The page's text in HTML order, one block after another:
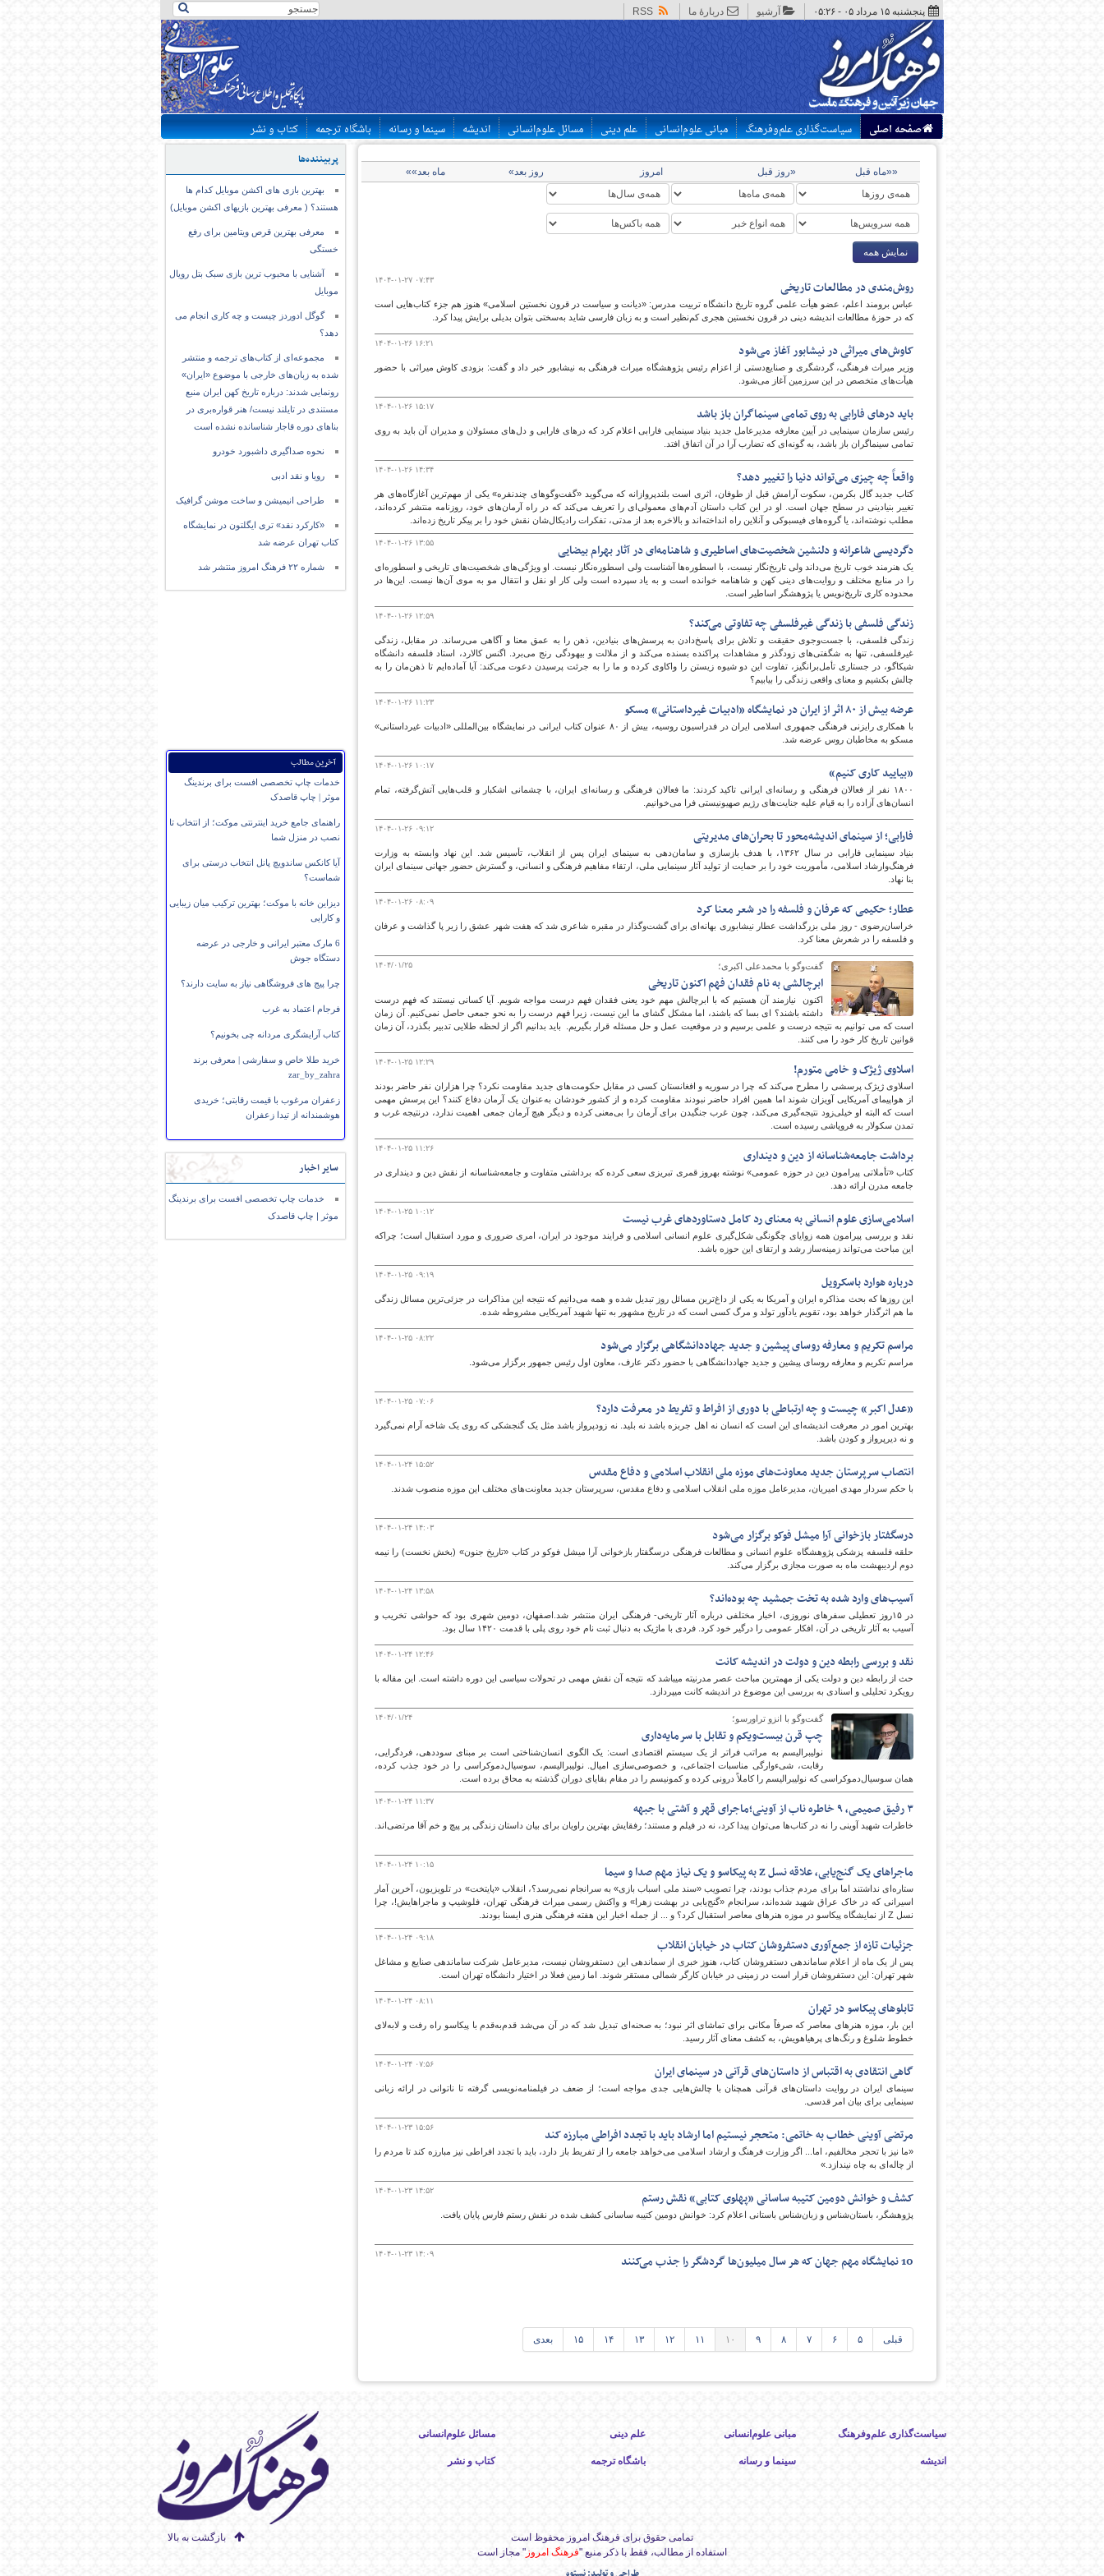
پنجشنبه ۱۵ مرداد ۰۵ - ۰۵:۲۶ آرشیو دربارهٔ ما RSS
پایگاه اطلاع رسانی فرهنگ
امروز
صفحه اصلی سیاست‌گذاری علم‌وفرهنگ مبانی علوم‌انسانی علم دینی مسائل علوم‌انسانی اندیشه سینما و رسانه باشگاه ترجمه کتاب و نشر
پربیننده‌ها
بهترین بازی های اکشن موبایل کدام ها
هستند؟ ( معرفی بهترین بازیهای اکشن موبایل)
معرفی بهترین قرص ویتامین برای رفع
خستگی
آشنایی با محبوب ترین بازی سبک بتل رویال
موبایل
گوگل ادوردز چیست و چه کاری انجام می
دهد؟
مجموعه‌ای از کتاب‌های ترجمه و منتشر
شده به زبان‌های خارجی با موضوع «ایران»
رونمایی شدند: درباره تاریخ کهن ایران منبع
مستندی در تایلند نیست/ هنر قواره‌بری در
بناهای دوره قاجار شناسانده نشده است
نحوه صداگیری داشبورد خودرو
رویا و نقد ادبی
طراحی انیمیشن و ساخت موشن گرافیک
«کارکرد نقد» تری ایگلتون در نمایشگاه
کتاب تهران عرضه شد
شماره ۲۲ فرهنگ امروز منتشر شد
آخرین مطالب
خدمات چاپ تخصصی افست برای برندینگ
موثر | چاپ قاصدک
راهنمای جامع خرید اینترنتی موکت؛ از انتخاب تا
نصب در منزل شما
آیا کانکس ساندویچ پانل انتخاب درستی برای
شماست؟
دیزاین خانه با موکت؛ بهترین ترکیب میان زیبایی
و کارایی
6 مارک معتبر ایرانی و خارجی در عرضه
دستگاه جوش
چرا پیج های فروشگاهی نیاز به سایت دارند؟
فرجام اعتماد به غرب
کتاب آرایشگری مردانه چی بخونیم؟
خرید طلا خاص و سفارشی | معرفی برند
zar_by_zahra
زعفران مرغوب با قیمت رقابتی؛ خریدی
هوشمندانه از تیدا زعفران
سایر اخبار
خدمات چاپ تخصصی افست برای برندینگ
موثر | چاپ قاصدک
««ماه قبل «روز قبل امروز روز بعد» ماه بعد»»
نمایش همه
۱۴۰۴-۰۱-۲۷ ۰۷:۴۳ روش‌مندی در مطالعات تاریخی
عباس برومند اعلم، عضو هیأت علمی گروه تاریخ دانشگاه تربیت مدرس: «دیانت و سیاست در قرون نخستین اسلامی» هنوز هم جزء کتاب‌هایی است
که در حوزۀ مطالعات اندیشه دینی در قرون نخستین هجری کم‌نظیر است و به زبان فارسی شاید به‌سختی بتوان بدیلی برایش پیدا کرد.
۱۴۰۴-۰۱-۲۶ ۱۶:۲۱ کاوش‌های میراثی در نیشابور آغاز می‌شود
وزیر میراث فرهنگی، گردشگری و صنایع‌دستی از اعزام رئیس پژوهشگاه میراث فرهنگی به نیشابور خبر داد و گفت: بزودی کاوش میراثی با حضور
هیأت‌های متخصص در این سرزمین آغاز می‌شود.
۱۴۰۴-۰۱-۲۶ ۱۵:۱۷ باید درهای فارابی به روی تمامی سینماگران باز باشد
رئیس سازمان سینمایی در آیین معارفه مدیرعامل جدید بنیاد سینمایی فارابی اعلام کرد که درهای فارابی و دل‌های مسئولان و مدیران آن باید به روی
تمامی سینماگران باز باشد، به گونه‌ای که تضارب آرا در آن اتفاق افتد.
۱۴۰۴-۰۱-۲۶ ۱۴:۳۴ واقعاً چه چیزی می‌تواند دنیا را تغییر دهد؟
کتاب جدید گال بکرمن، سکوت آرامش قبل از طوفان، اثری است بلندپروازانه که می‌گوید «گفت‌وگوهای چندنفره» یکی از مهم‌ترین آغازگاه‌های هر
تغییر بنیادینی در سطح جهان است. او در این کتاب داستان آدم‌های معمولی‌ای را تعریف می‌کند که در راه آرمان‌های خود، روزنامه منتشر کرده‌اند،
مطلب نوشته‌اند، یا گروه‌های فیسبوکی و آنلاین راه انداخته‌اند و بالاخره بعد از مدتی، تفکرات رادیکال‌شان نقش خود را بر پیکر تاریخ زده‌اند.
۱۴۰۴-۰۱-۲۶ ۱۳:۵۵ دگردیسی شاعرانه و دلنشین شخصیت‌های اساطیری و شاهنامه‌ای در آثار بهرام بیضایی
یک هنرمند خوب تاریخ می‌داند ولی تاریخ‌نگار نیست، با اسطوره‌ها آشناست ولی اسطوره‌نگار نیست. او ویژگی‌های شخصیت‌های تاریخی و اسطوره‌ای
را در منابع مختلف و روایت‌های دینی کهن و شاهنامه خوانده است و به یاد سپرده است ولی کار او نقل و انتقال مو به موی آن‌ها نیست. این‌ها در
محدوده کاری تاریخ‌نویس یا پژوهشگر اساطیر است.
۱۴۰۴-۰۱-۲۶ ۱۲:۵۹ زندگی فلسفی با زندگی غیرفلسفی چه تفاوتی می‌کند؟
زندگی فلسفی، با جست‌وجوی حقیقت و تلاش برای پاسخ‌دادن به پرسش‌های بنیادین، ذهن را به عمق معنا و آگاهی می‌رساند. در مقابل، زندگی
غیرفلسفی، تنها به شگفتی‌های زودگذر و مشاهدات پراکنده بسنده می‌کند و از ملالت و بیهودگی رنج می‌برد. اگنس کالارد، استاد فلسفه دانشگاه
شیکاگو، در جستاری تأمل‌برانگیز، تفاوت این دو شیوه زیستن را واکاوی کرده و ما را به جرئت پرسیدن دعوت می‌کند: آیا آماده‌ایم تا ذهن‌مان را به
چالش بکشیم و معنای واقعی زندگی را بیابیم؟
۱۴۰۴-۰۱-۲۶ ۱۱:۲۳ عرضه بیش از ۸۰ اثر از ایران در نمایشگاه «ادبیات غیرداستانی» مسکو
با همکاری رایزنی فرهنگی جمهوری اسلامی ایران در فدراسیون روسیه، بیش از ۸۰ عنوان کتاب ایرانی در نمایشگاه بین‌المللی «ادبیات غیرداستانی»
مسکو به مخاطبان روس عرضه شد.
۱۴۰۴-۰۱-۲۶ ۱۰:۱۷ «بیایید کاری کنیم»
۱۸۰۰ نفر از فعالان فرهنگی و رسانه‌ای ایرانی تاکید کردند: ما فعالان فرهنگی و رسانه‌ای ایران، با چشمانی اشکبار و قلب‌هایی آتش‌گرفته، تمام
انسان‌های آزاده را به قیام علیه جنایت‌های رژیم صهیونیستی فرا می‌خوانیم.
۱۴۰۴-۰۱-۲۶ ۰۹:۱۲ فارابی؛ از سینمای اندیشه‌محور تا بحران‌های مدیریتی
بنیاد سینمایی فارابی در سال ۱۳۶۲، با هدف بازسازی و سامان‌دهی به سینمای ایران پس از انقلاب، تأسیس شد. این نهاد وابسته به وزارت
فرهنگ‌وارشاد اسلامی، مأموریت خود را بر حمایت از تولید آثار سینمایی ملی، ارتقاء مفاهیم فرهنگی و انسانی، و گسترش حضور جهانی سینمای ایران
بنا نهاد.
۱۴۰۴-۰۱-۲۶ ۰۸:۰۹ عطار؛ حکیمی که عرفان و فلسفه را در شعر معنا کرد
خراسان‌رضوی - روز ملی بزرگداشت عطار نیشابوری بهانه‌ای برای گشت‌وگذار در مقبره شاعری شد که هفت شهر عشق را زیر پا گذاشت و عرفان
و فلسفه را در شعرش معنا کرد.
۱۴۰۴/۰۱/۲۵ گفت‌وگو با محمدعلی اکبری؛
ابرچالشی به نام فقدان فهم اکنون تاریخی
اکنون نیازمند آن هستیم که با ابرچالش مهم خود یعنی فقدان فهم درست مواجه شویم. آیا کسانی نیستند که فهم درست
داشته باشند؟ ای بسا که باشند، اما مشکل گشای ما این نیست، زیرا فهم درست را به نحو جمعی حاصل نمی‌کنیم. آن زمان
است که می توانیم به نتیجه درست و علمی برسیم و در موقعیت عمل و حل مسئله قرار بگیریم. باید بدانیم اگر از لحظه طلایی تدبیر بگذرد، آن زمان
قوانین تاریخ کار خود را می کنند.
۱۴۰۴-۰۱-۲۵ ۱۲:۲۹ اسلاوی ژیژک و خامی متورم!
اسلاوی ژیژک پرسشی را مطرح می‌کند که چرا در سوریه و افغانستان کسی در مقابل حکومت‌های جدید مقاومت نکرد؟ چرا هزاران نفر حاضر بودند
از هواپیمای آمریکایی آویزان شوند اما همین افراد حاضر نبودند مقاومت کرده و از کشور خودشان به‌عنوان یک آرمان دفاع کنند؟ این پرسش مهمی
است که البته او خیلی‌زود نتیجه‌گیری می‌کند، چون غرب جنگیدن برای آرمان را بی‌معنی کرده و دیگر هیچ‌ آرمان جمعی اهمیت ندارد، درنتیجه غرب و
تمدن سکولار به فروپاشی رسیده است.
۱۴۰۴-۰۱-۲۵ ۱۱:۲۶ برداشت جامعه‌شناسانه از دین و دینداری
کتاب «تأملاتی پیرامون دین در حوزه عمومی» نوشته بهروز قمری تبریزی سعی کرده که برداشتی متفاوت و جامعه‌شناسانه از نقش دین و دینداری در
جامعه مدرن ارائه دهد.
۱۴۰۴-۰۱-۲۵ ۱۰:۱۲ اسلامی‌سازی علوم انسانی به معنای رد کامل دستاوردهای غرب نیست
نقد و بررسی پیرامون همه زوایای چگونگی شکل‌گیری علوم انسانی اسلامی و فرایند موجود در ایران، امری ضروری و مورد استقبال است؛ چراکه
این مباحث می‌تواند زمینه‌ساز رشد و ارتقای این حوزه باشد.
۱۴۰۴-۰۱-۲۵ ۰۹:۱۹ درباره هوارد باسکرویل
این روزها که بحث مذاکره ایران و آمریکا به یکی از داغ‌ترین مسائل روز تبدیل شده و همه می‌دانیم که نتیجه این مذاکرات در جزئی‌ترین مسائل زندگی
ما هم اثرگذار خواهد بود، تقویم یادآور تولد و مرگ کسی است که در تاریخ مشهور به تنها شهید آمریکایی مشروطه شده.
۱۴۰۴-۰۱-۲۵ ۰۸:۲۲ مراسم تکریم و معارفه روسای پیشین و جدید جهاددانشگاهی برگزار می‌شود
مراسم تکریم و معارفه روسای پیشین و جدید جهاددانشگاهی با حضور دکتر عارف، معاون اول رئیس جمهور برگزار می‌شود.
۱۴۰۴-۰۱-۲۵ ۰۷:۰۶ «عدل اکبر» چیست و چه ارتباطی با دوری از افراط و تفریط در معرفت دارد؟
بهترین امور در معرفت اندیشه‌ای این است که انسان نه اهل جربزه باشد نه بلید. نه زودپرواز باشد مثل یک گنجشکی که روی یک شاخه آرام نمی‌گیرد
و نه دیرپرواز و کودن باشد.
۱۴۰۴-۰۱-۲۴ ۱۵:۵۲ انتصاب سرپرستان جدید معاونت‌های موزه ملی انقلاب اسلامی و دفاع مقدس
با حکم سردار مهدی امیریان، مدیرعامل موزه ملی انقلاب اسلامی و دفاع مقدس، سرپرستان جدید معاونت‌های مختلف این موزه منصوب شدند.
۱۴۰۴-۰۱-۲۴ ۱۴:۰۳ درسگفتار بازخوانی آرا میشل فوکو برگزار می‌شود
حلقه فلسفه پزشکی پژوهشگاه علوم انسانی و مطالعات فرهنگی درسگفتار بازخوانی آرا میشل فوکو در کتاب «تاریخ جنون» (بخش نخست) را نیمه
دوم اردیبهشت ماه به صورت مجازی برگزار می‌کند.
۱۴۰۴-۰۱-۲۴ ۱۳:۵۸ آسیب‌های وارد شده به تخت جمشید چه بوده‌اند؟
در ۱۵روز تعطیلی سفرهای نوروزی، اخبار مختلفی درباره‌ آثار تاریخی- فرهنگی ایران منتشر شد.اصفهان، دومین شهری بود که حواشی تخریب و
آسیب به آثار تاریخی در آن، افکار عمومی را درگیر خود کرد. فردی با ماژیک به دنبال ثبت نام خود روی پلی با قدمت ۱۴۲۰ سال بود.
۱۴۰۴-۰۱-۲۴ ۱۲:۴۶ نقد و بررسی رابطه دین و دولت در اندیشه کانت
حث از رابطه دین و دولت یکی از مهم‏ترین مباحث عصر مدرنیته می‏باشد که نتیجه آن نقش مهمی در تحولات سیاسی این دوره داشته است. این مقاله با
رویکرد تحلیلی و اسنادی به بررسی این موضوع در اندیشه کانت می‏پردازد.
۱۴۰۴/۰۱/۲۴ گفت‌وگو با انزو تراورسو؛
چپ قرن بیست‌ویکم و تقابل با سرمایه‌داری
نولیبرالیسم به مراتب فراتر از یک سیستم اقتصادی است: یک الگوی انسان‌شناختی است بر مبنای سوددهی، فردگرایی،
‌رقابت، شی‌ءوارگی مناسبات اجتماعی، ‌و خصوصی‌سازی امیال. نولیبرالیسم، سوسیال‌دموکراسی را در خود جذب کرده،
همان سوسیال‌دموکراسی که نولیبرالیسم را کاملاً درونی کرده و کمونیسم را در مقام بقایای دوران گذشته به محاق برده است.
۱۴۰۴-۰۱-۲۴ ۱۱:۳۷ ۳ رفیق صمیمی، ۹ خاطره ناب از آوینی؛ماجرای قهر و آشتی با جبهه
خاطرات شهید آوینی را نه در کتاب‌ها می‌توان پیدا کرد، نه در فیلم و مستند؛ رفقایش بهترین راویان برای بیان داستان زندگی پر پیچ و خم آقا مرتضی‌اند.
۱۴۰۴-۰۱-۲۴ ۱۰:۱۵ ماجراهای یک گنج‌یابی، علاقه نسل Z به پیکاسو و یک نیاز مهم صدا و سیما
ستاره‌ای نداشتند اما برای مردم جذاب بودند، چرا تصویب «سند ملی اسباب بازی» به سرانجام نمی‌رسد؟، انقلاب «پایتخت» در تلویزیون، آخرین آمار
اسیرانی که در خاک عراق شهید شده‌اند، سرانجام «گنج‌یابی در بهشت زهرا» و واکنش رسمی میراث فرهنگی تهران، فلوشیپ و ماجراهایش!، چرا
نسل Z از نمایشگاه پیکاسو در موزه هنرهای معاصر استقبال کرد؟ و ... از جمله اخبار این هفته فرهنگی هنری ایسنا بودند.
۱۴۰۴-۰۱-۲۴ ۰۹:۱۸ جزئیات تازه از جمع‌آوری دستفروشان کتاب در خیابان انقلاب
پس از یک ماه از اعلام ساماندهی دستفروشان کتاب،‌ هنوز خبری از سماندهی این دستفروشان نیست‌، مدیرعامل شرکت ساماندهی صنایع و مشاغل
شهر تهران: این دستفروشان قرار است در زمینی در خیابان کارگر شمالی مستقر شوند. اما زمین فعلا در اختیار دانشگاه تهران است.
۱۴۰۴-۰۱-۲۴ ۰۸:۱۱ تابلوهای پیکاسو در تهران
این بار، موزه هنرهای معاصر که صرفاً مکانی برای تماشای اثر نبود؛ به صحنه‌ای تبدیل شد که در آن می‌شد قدم‌به‌قدم با پیکاسو راه رفت و لابه‌لای
خطوط شلوغ و رنگ‌های پرهیاهویش، به کشف معنای آثار رسید.
۱۴۰۴-۰۱-۲۴ ۰۷:۵۶ گاهی انتقادی به اقتباس از داستان‌های قرآنی در سینمای ایران
سینمای ایران در روایت داستان‌های قرآنی همچنان با چالش‌هایی جدی مواجه است؛ از ضعف در فیلمنامه‌نویسی گرفته تا ناتوانی در ارائه زبانی
سینمایی برای بیان امر قدسی.
۱۴۰۴-۰۱-۲۳ ۱۵:۵۶ مرتضی آوینی خطاب به خاتمی: متحجر نیستیم اما ارشاد باید با تجدد افراطی مبارزه کند
«ما نیز با تحجر مخالفیم، اما... اگر وزارت فرهنگ و ارشاد اسلامی می‌خواهد جامعه را از تفریط باز دارد، باید با تجدد افراطی نیز مبارزه کند تا مردم را
از چاله‌ای به چاه نیندازد.»
۱۴۰۴-۰۱-۲۳ ۱۴:۵۲ کشف و خوانش دومین کتیبه ساسانی «پهلوی کتابی» نقش رستم
پژوهشگر، باستان‌شناس و زبان‌شناس باستانی اعلام کرد: خوانش دومین کتیبه ساسانی کشف شده در نقش رستم فارس پایان یافت.
۱۴۰۴-۰۱-۲۳ ۱۴:۰۹ 10 نمایشگاه مهم جهان که هر سال میلیون‌ها گردشگر را جذب می‌کنند
قبلی ۵ ۶ ۷ ۸ ۹ ۱۰ ۱۱ ۱۲ ۱۳ ۱۴ ۱۵ بعدی
سیاست‌گذاری علم‌وفرهنگ مبانی علوم‌انسانی علم دینی مسائل علوم‌انسانی
اندیشه سینما و رسانه باشگاه ترجمه کتاب و نشر
بازگشت به بالا
تمامی حقوق برای فرهنگ امروز محفوظ است
استفاده از مطالب، فقط با ذکر منبع "فرهنگ امروز " مجاز است